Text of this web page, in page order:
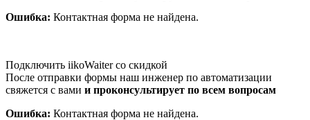
Ошибка: Контактная форма не найдена.
Подключить iikoWaiter со скидкой
После отправки формы наш инженер по автоматизации
свяжется с вами и проконсультирует по всем вопросам
Ошибка: Контактная форма не найдена.